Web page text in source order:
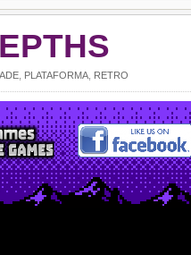
PLATAFORMA RETRO